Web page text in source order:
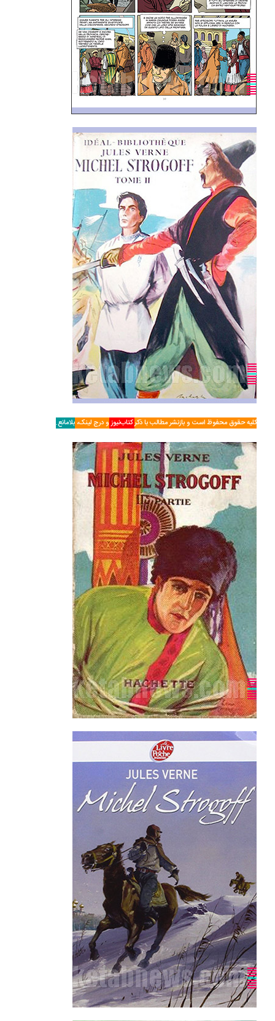
کلیه حقوق محفوظ است و بازنشر مطالب با ذکرکتاب‌نیوزو درج لینک، بلامانع.